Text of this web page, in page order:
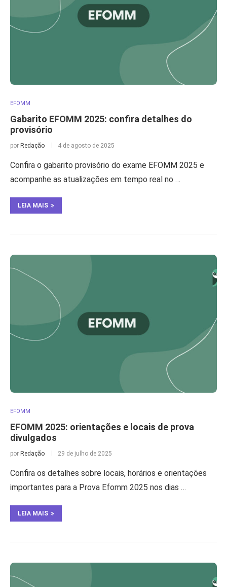
EFOMM
Gabarito EFOMM 2025: confira detalhes do
provisório
por Redação 4 de agosto de 2025
Confira o gabarito provisório do exame EFOMM 2025 e
acompanhe as atualizações em tempo real no …
LEIA MAIS
EFOMM
EFOMM 2025: orientações e locais de prova
divulgados
por Redação 29 de julho de 2025
Confira os detalhes sobre locais, horários e orientações
importantes para a Prova Efomm 2025 nos dias …
LEIA MAIS